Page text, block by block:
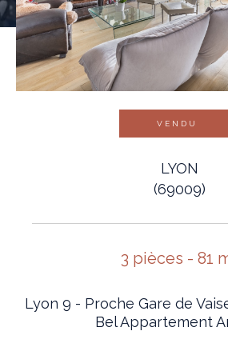
VENDU
LYON
(69009)
3 pièces - 81
Lyon 9 - Proche Gare de
Bel Appartement